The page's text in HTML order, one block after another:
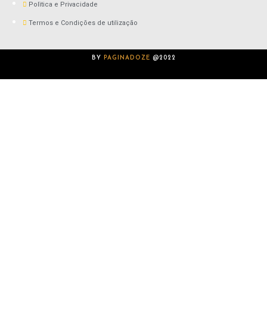
Polìtica e Privacidade
Termos e Condições de utilização
BY PAGINADOZE @2022